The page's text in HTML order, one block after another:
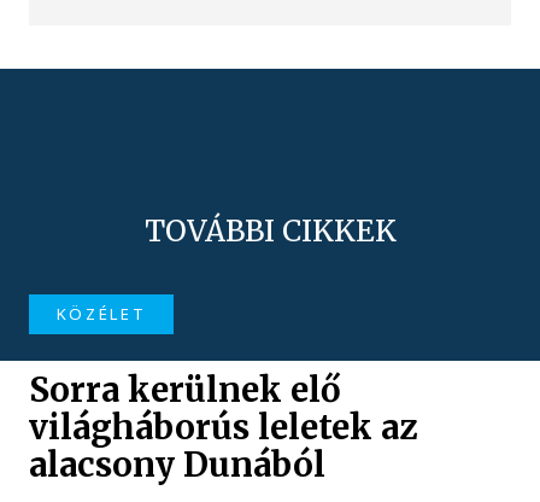
TOVÁBBI CIKKEK
KÖZÉLET
Sorra kerülnek elő
világháborús leletek az
alacsony Dunából